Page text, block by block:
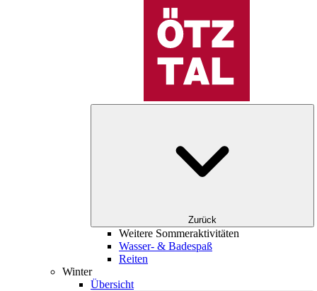
Zurück
Weitere Sommeraktivitäten
Wasser- & Badespaß
Reiten
Winter
Übersicht